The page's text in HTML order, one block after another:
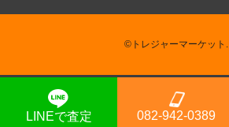
©トレジャーマーケット.
LINEで査定 082-942-0389